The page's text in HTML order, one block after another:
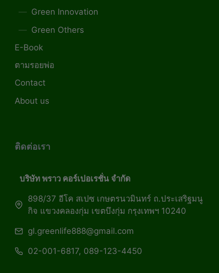
Green Innovation
Green Others
E-Book
ตามรอยพ่อ
Contact
About us
ติดต่อเรา
บริษัท พราว คอร์เปอเรชั่น จำกัด
898/37 อีโค สเปซ เกษตรนวมินทร์ ถ.ประเสริฐมนู
กิจ แขวงคลองกุ่ม เขตบึงกุ่ม กรุงเทพฯ 10240
gl.greenlife888@gmail.com
02-001-6817, 089-123-4450